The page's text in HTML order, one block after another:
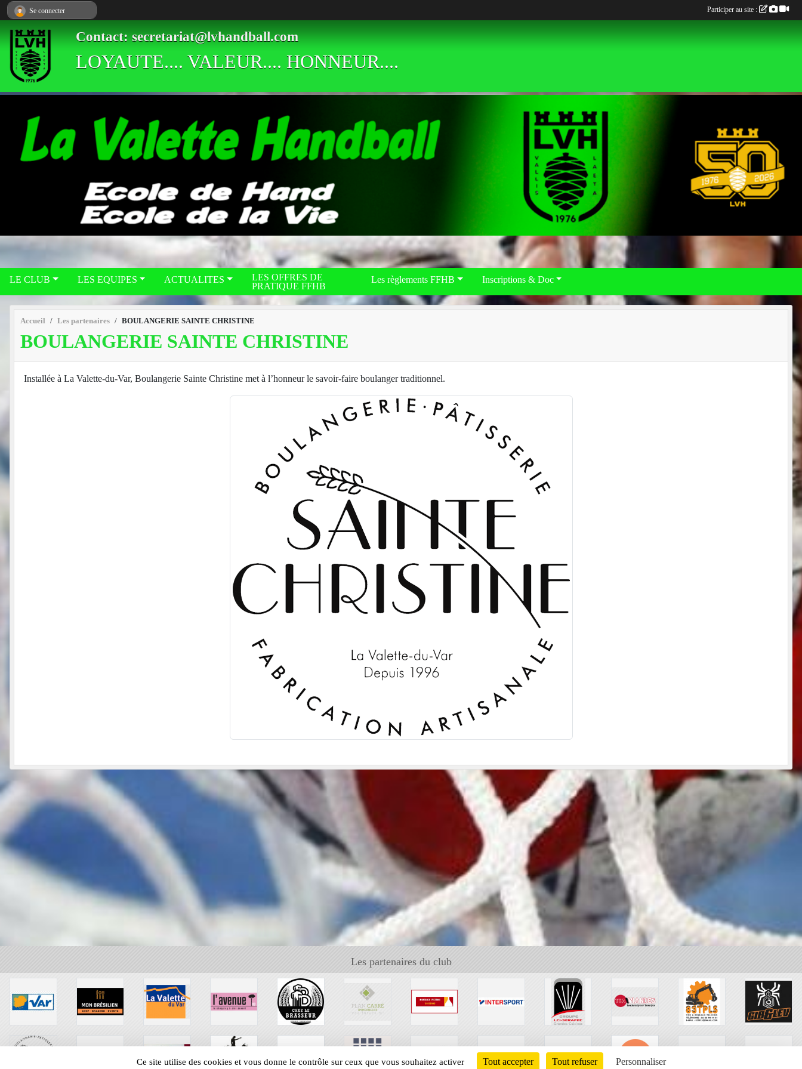
Contact: secretariat@lvhandball.com
LOYAUTE.... VALEUR.... HONNEUR....
LE CLUB LES EQUIPES ACTUALITES
LES OFFRES DE
PRATIQUE FFHB
Les règlements FFHB Inscriptions & Doc
Accueil Les partenaires BOULANGERIE SAINTE CHRISTINE
BOULANGERIE SAINTE CHRISTINE
Installée à La Valette-du-Var, Boulangerie Sainte Christine met à l’honneur le savoir-faire boulanger traditionnel.
Les partenaires du club
Se connecter Participer au site :
Panneau de gestion des cookies
Ce site utilise des cookies et vous donne le contrôle sur ceux que vous souhaitez activer Tout accepter Tout refuser Personnaliser